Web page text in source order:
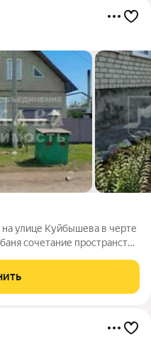
Куйбышева в черте
на двух этажах создают